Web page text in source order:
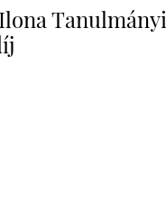
Tanulmányi